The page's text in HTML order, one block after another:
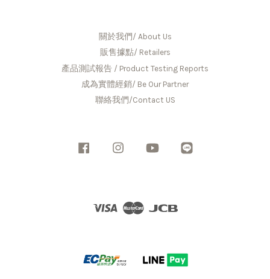
關於我們/ About Us
販售據點/ Retailers
產品測試報告 / Product Testing Reports
成為實體經銷/ Be Our Partner
聯絡我們/Contact US
Facebook Instagram YouTube
Visa Master